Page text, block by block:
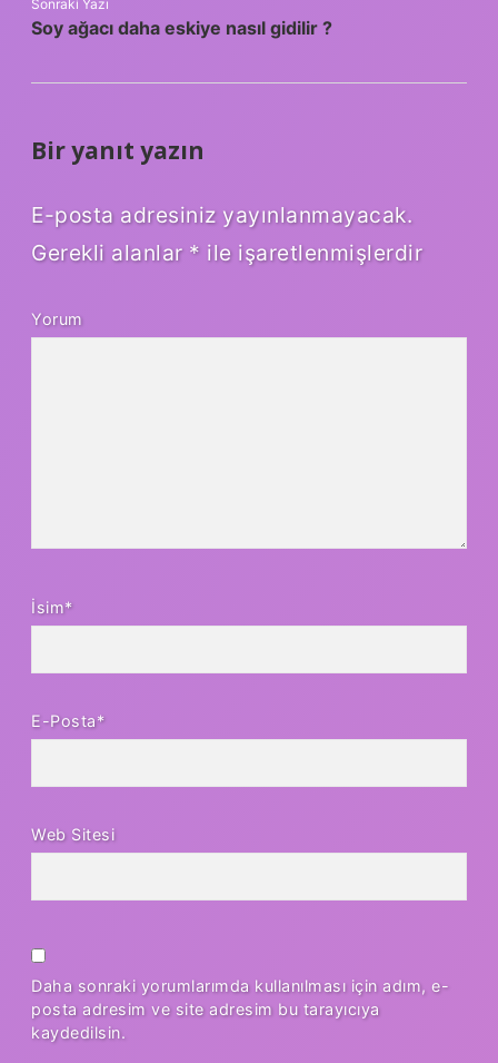
Sonraki Yazı
Soy ağacı daha eskiye nasıl gidilir ?
Bir yanıt yazın
E-posta adresiniz yayınlanmayacak.
Gerekli alanlar * ile işaretlenmişlerdir
Yorum
İsim*
E-Posta*
Web Sitesi
Daha sonraki yorumlarımda kullanılması için adım, e-
posta adresim ve site adresim bu tarayıcıya
kaydedilsin.